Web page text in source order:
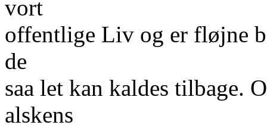
vort
offentlige Liv og er fløjne
de
saa let kan kaldes tilbage.
alskens